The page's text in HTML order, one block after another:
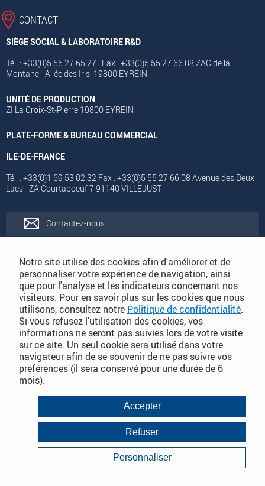
CONTACT
SIÈGE SOCIAL & LABORATOIRE R&D
Tél. : +33(0)5 55 27 65 27 Fax : +33(0)5 55 27 66 08 ZAC de la
Montane - Allée des Iris 19800 EYREIN
UNITÉ DE PRODUCTION
ZI La Croix-St-Pierre 19800 EYREIN
PLATE-FORME & BUREAU COMMERCIAL
ILE-DE-FRANCE
Tél. : +33(0)1 69 53 02 32 Fax : +33(0)5 55 27 66 08 Avenue des Deux
Lacs - ZA Courtaboeuf 7 91140 VILLEJUST
Contactez-nous
Catalogues
Conditions Générales de Vente
PLAN DU SITE DÉTAILLÉ
Conditions Générales de Vente
Mentions légales
Politique de Confidentialité
Infos consommateurs
Notre site utilise des cookies afin d'améliorer et de
personnaliser votre expérience de navigation, ainsi
que pour l'analyse et les indicateurs concernant nos
visiteurs. Pour en savoir plus sur les cookies que nous
utilisons, consultez notre Politique de confidentialité.
Si vous refusez l'utilisation des cookies, vos
informations ne seront pas suivies lors de votre visite
sur ce site. Un seul cookie sera utilisé dans votre
navigateur afin de se souvenir de ne pas suivre vos
préférences (il sera conservé pour une durée de 6
mois).
Accepter
Refuser
Personnaliser